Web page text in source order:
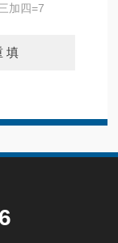
加四=7